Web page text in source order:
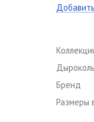
Бренд
Размеры